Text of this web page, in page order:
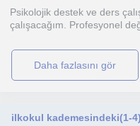
Psikolojik destek ve ders
çalışacağım. Profesyonel
daha fazlasını gör
ilkokul kademesindeki(1-